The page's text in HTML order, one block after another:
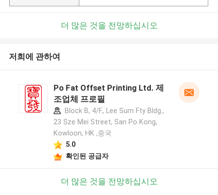
더 많은 것을 전망하십시오
저희에 관하여
Po Fat Offset Printing Ltd. 제
조업체 프로필
Block B, 4/F., Lee Sum Fty Bldg.,
23 Sze Mei Street, San Po Kong,
Kowloon, HK ,중국
5.0
확인된 공급자
더 많은 것을 전망하십시오